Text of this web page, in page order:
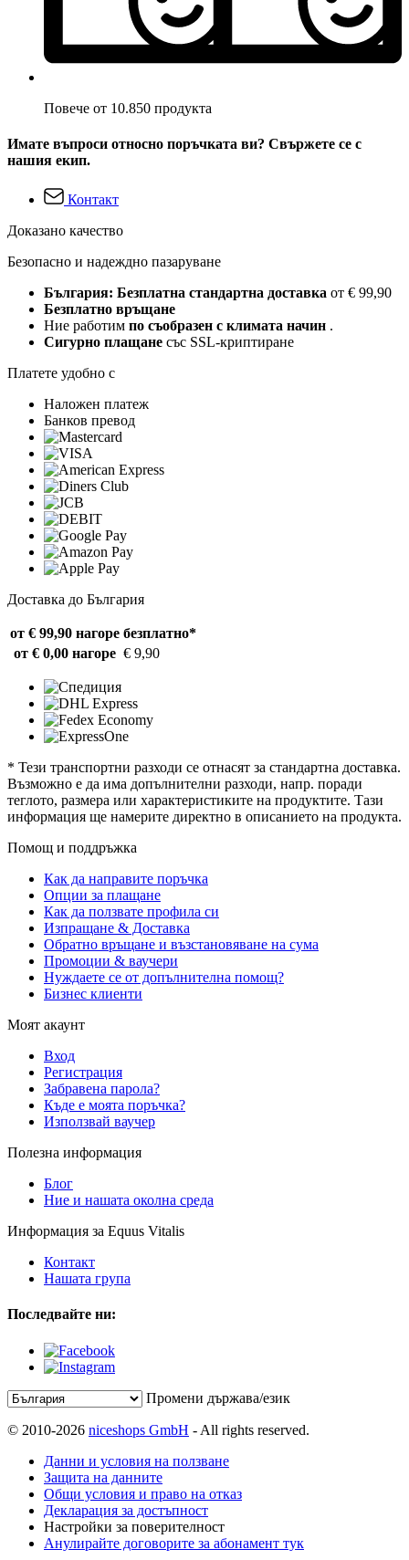
Повече от 10.850 продукта
Имате въпроси относно поръчката ви? Свържете се с
нашия екип.
Контакт
Доказано качество
Безопасно и надеждно пазаруване
България: Безплатна стандартна доставка от € 99,90
Безплатно връщане
Ние работим по съобразен с климата начин .
Сигурно плащане със SSL-криптиране
Платете удобно с
Наложен платеж
Банков превод
Доставка до България
от € 99,90 нагоре безплатно*
от € 0,00 нагоре € 9,90
* Тези транспортни разходи се отнасят за стандартна доставка.
Възможно е да има допълнителни разходи, напр. поради
теглото, размера или характеристиките на продуктите. Тази
информация ще намерите директно в описанието на продукта.
Помощ и поддръжка
Как да направите поръчка
Опции за плащане
Как да ползвате профила си
Изпращане & Доставка
Обратно връщане и възстановяване на сума
Промоции & ваучери
Нуждаете се от допълнителна помощ?
Бизнес клиенти
Моят акаунт
Вход
Регистрация
Забравена парола?
Къде е моята поръчка?
Използвай ваучер
Полезна информация
Блог
Ние и нашата околна среда
Информация за Equus Vitalis
Контакт
Нашата група
Последвайте ни:
Промени държава/език
© 2010-2026 niceshops GmbH - All rights reserved.
Данни и условия на ползване
Защита на данните
Общи условия и право на отказ
Декларация за достъпност
Настройки за поверителност
Анулирайте договорите за абонамент тук